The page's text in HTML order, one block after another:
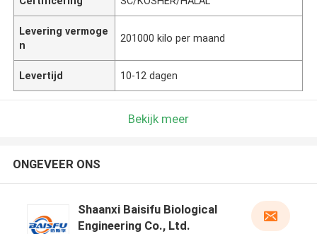
Levering vermoge
n
201000 kilo per maand
Levertijd 10-12 dagen
Bekijk meer
ONGEVEER ONS
Shaanxi Baisifu Biological
Engineering Co., Ltd.